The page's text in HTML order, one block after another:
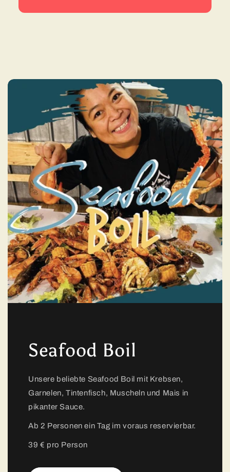
Seafood Boil
Unsere beliebte Seafood Boil mit Krebsen,
Garnelen, Tintenfisch, Muscheln und Mais in
pikanter Sauce.
Ab 2 Personen ein Tag im voraus reservierbar.
39 € pro Person